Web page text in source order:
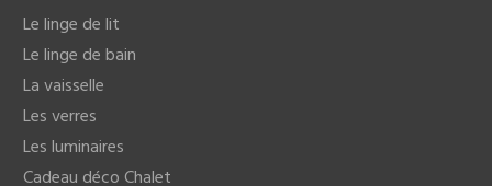
Le linge de lit
Le linge de bain
La vaisselle
Les verres
Les luminaires
Cadeau déco Chalet